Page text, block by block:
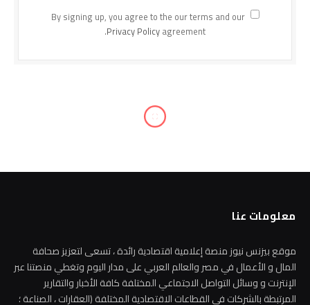
By signing up, you agree to the our terms and our
Privacy Policyagreement.
معلومات عنا
موقع بيزنس نيوز منصة إعلامية اقتصادية رائدة ، تسعى لتعزيز صحافة
المال و الأعمال في مصر والعالم العربي على مدار اليوم وتغطي منصتنا عبر
الإنترنت و وسائل التواصل الاجتماعي المختلفة كافة الأخبار والتقارير
المرتبطة بالشركات في القطاعات الاقتصادية المختلفة (العقارات ، الصناعة ؛